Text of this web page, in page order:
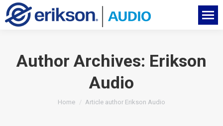
Author Archives: Erikson
Audio
You are here:
Home Article author Erikson Audio